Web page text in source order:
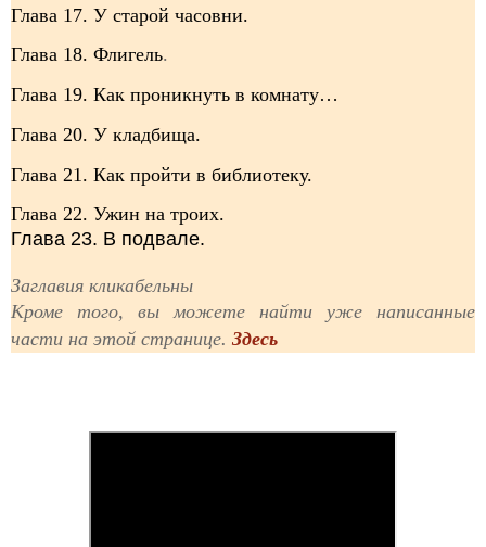
Глава 17. У старой часовни.
Глава 18. Флигель.
Глава 19. Как проникнуть в комнату…
Глава 20. У кладбища.
Глава 21. Как пройти в библиотеку.
Глава 22. Ужин на троих.
Глава 23. В подвале.
Заглавия кликабельны
Кроме того, вы можете найти уже написанные
части на этой странице. Здесь